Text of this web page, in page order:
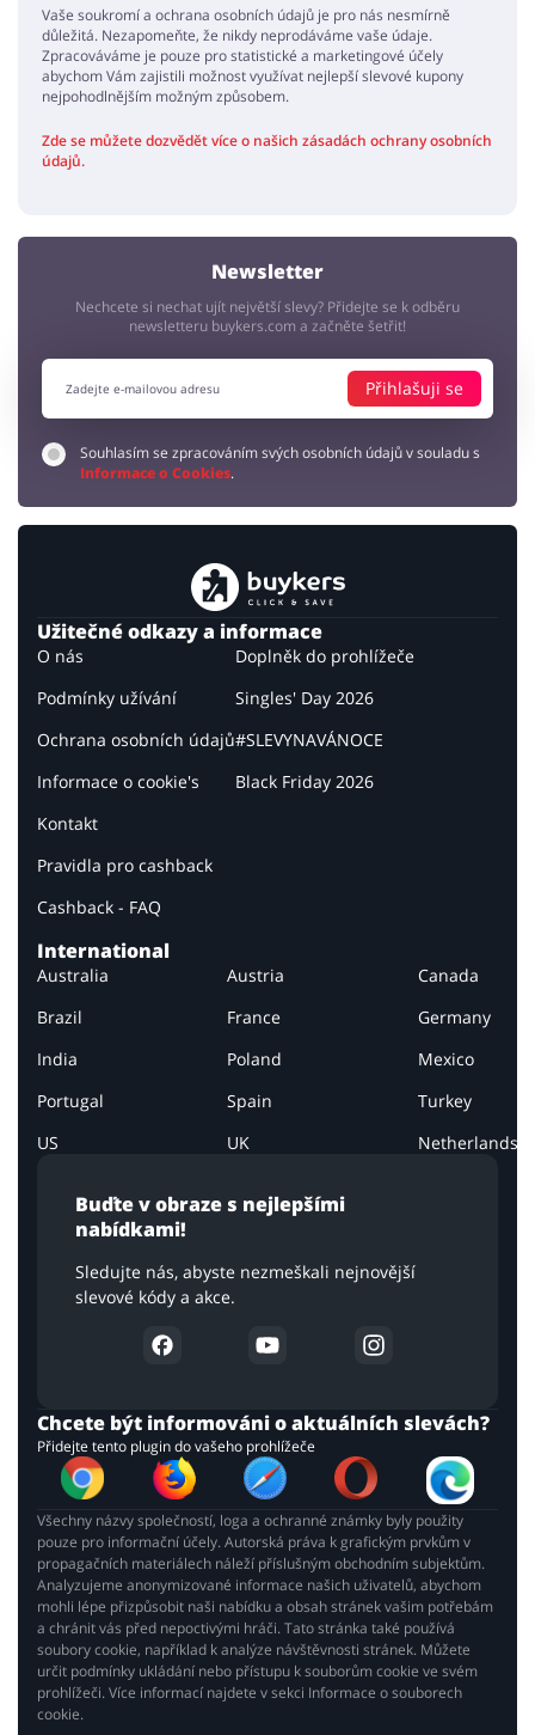
Vaše soukromí a ochrana osobních údajů je pro nás nesmírně
důležitá. Nezapomeňte, že nikdy neprodáváme vaše údaje.
Zpracováváme je pouze pro statistické a marketingové účely
abychom Vám zajistili možnost využívat nejlepší slevové kupony
nejpohodlnějším možným způsobem.
Zde se můžete dozvědět více o našich zásadách ochrany osobních
údajů.
Newsletter
Nechcete si nechat ujít největší slevy? Přidejte se k odběru
newsletteru buykers.com a začněte šetřit!
Přihlašuji se
Souhlasím se zpracováním svých osobních údajů v souladu s
Informace o Cookies.
Buďte v obraze s nejlepšími
nabídkami!
Sledujte nás, abyste nezmeškali nejnovější
slevové kódy a akce.
Užitečné odkazy a informace
O nás
Podmínky užívání
Ochrana osobních údajů
Informace o cookie's
Kontakt
Pravidla pro cashback
Cashback - FAQ
Doplněk do prohlížeče
Singles' Day 2026
#SLEVYNAVÁNOCE
Black Friday 2026
International
Australia Austria
Canada
Brazil
France
Germany
India
Poland
Mexico
Portugal
Spain
Turkey
US
UK Netherlands
Chcete být informováni o aktuálních slevách?
Přidejte tento plugin do vašeho prohlížeče
Všechny názvy společností, loga a ochranné známky byly použity
pouze pro informační účely. Autorská práva k grafickým prvkům v
propagačních materiálech náleží příslušným obchodním subjektům.
Analyzujeme anonymizované informace našich uživatelů, abychom
mohli lépe přizpůsobit naši nabídku a obsah stránek vašim potřebám
a chránit vás před nepoctivými hráči. Tato stránka také používá
soubory cookie, například k analýze návštěvnosti stránek. Můžete
určit podmínky ukládání nebo přístupu k souborům cookie ve svém
prohlížeči. Více informací najdete v sekci Informace o souborech
cookie.